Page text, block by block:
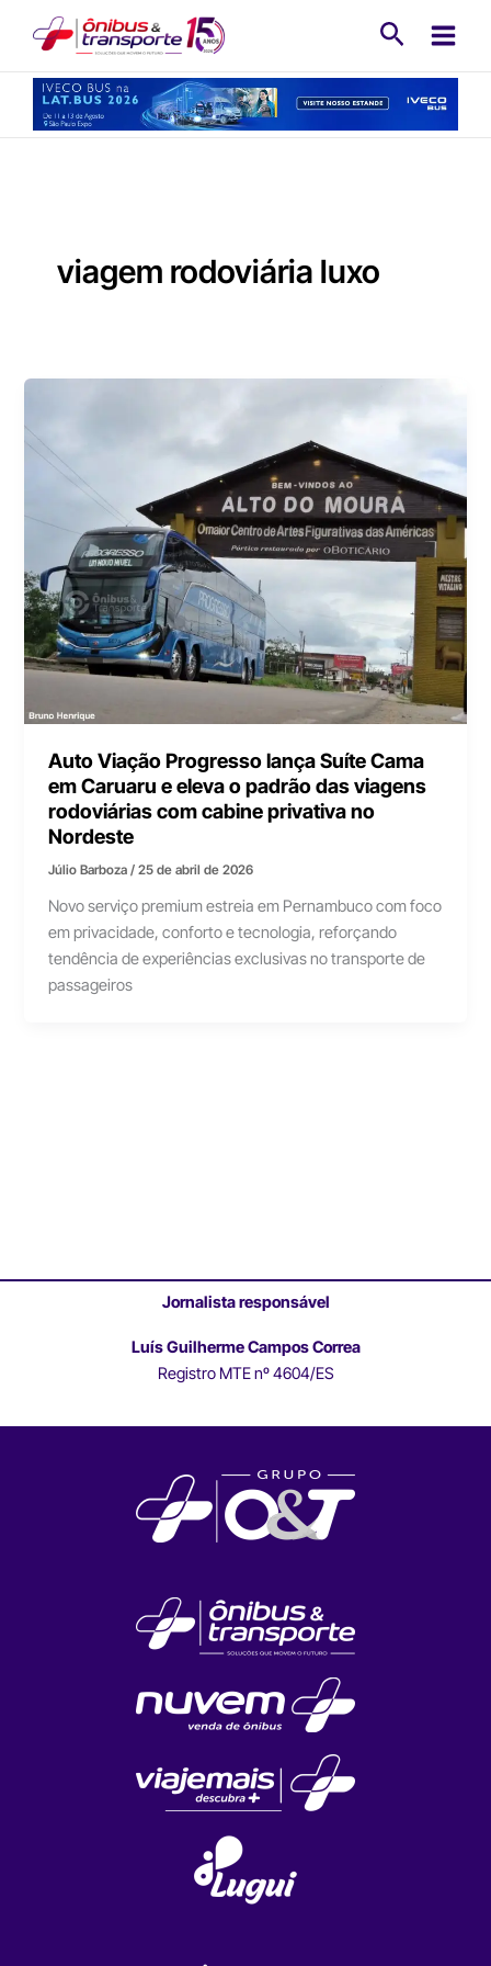
conteúdo
viagem rodoviária luxo
Auto Viação Progresso lança Suíte Cama
em Caruaru e eleva o padrão das viagens
rodoviárias com cabine privativa no
Nordeste
Júlio Barboza/25 de abril de 2026
Novo serviço premium estreia em Pernambuco com foco
em privacidade, conforto e tecnologia, reforçando
tendência de experiências exclusivas no transporte de
passageiros
Jornalista responsável
Luís Guilherme Campos Correa
Registro MTE nº 4604/ES